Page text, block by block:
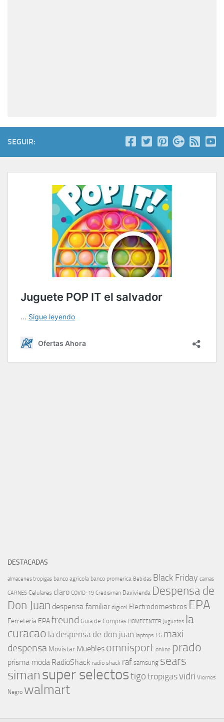
SEGUIR:
DESTACADAS
almacenes tropigas banco agricola banco promerica Bebidas Black Friday camas
CARNES Celulares claro COVID-19 Credisiman Davivienda Despensa de
Don Juan despensa familiar digicel Electrodomesticos EPA
Ferreteria EPAfreund Guia de Compras HOMECENTER Juguetes la
curacao la despensa de don juan laptops LG maxi
despensa Movistar Muebles omnisport online prado
prisma moda RadioShack radio shack raf samsung sears
simansuper selectostigotropigasvidri Viernes
Negro walmart